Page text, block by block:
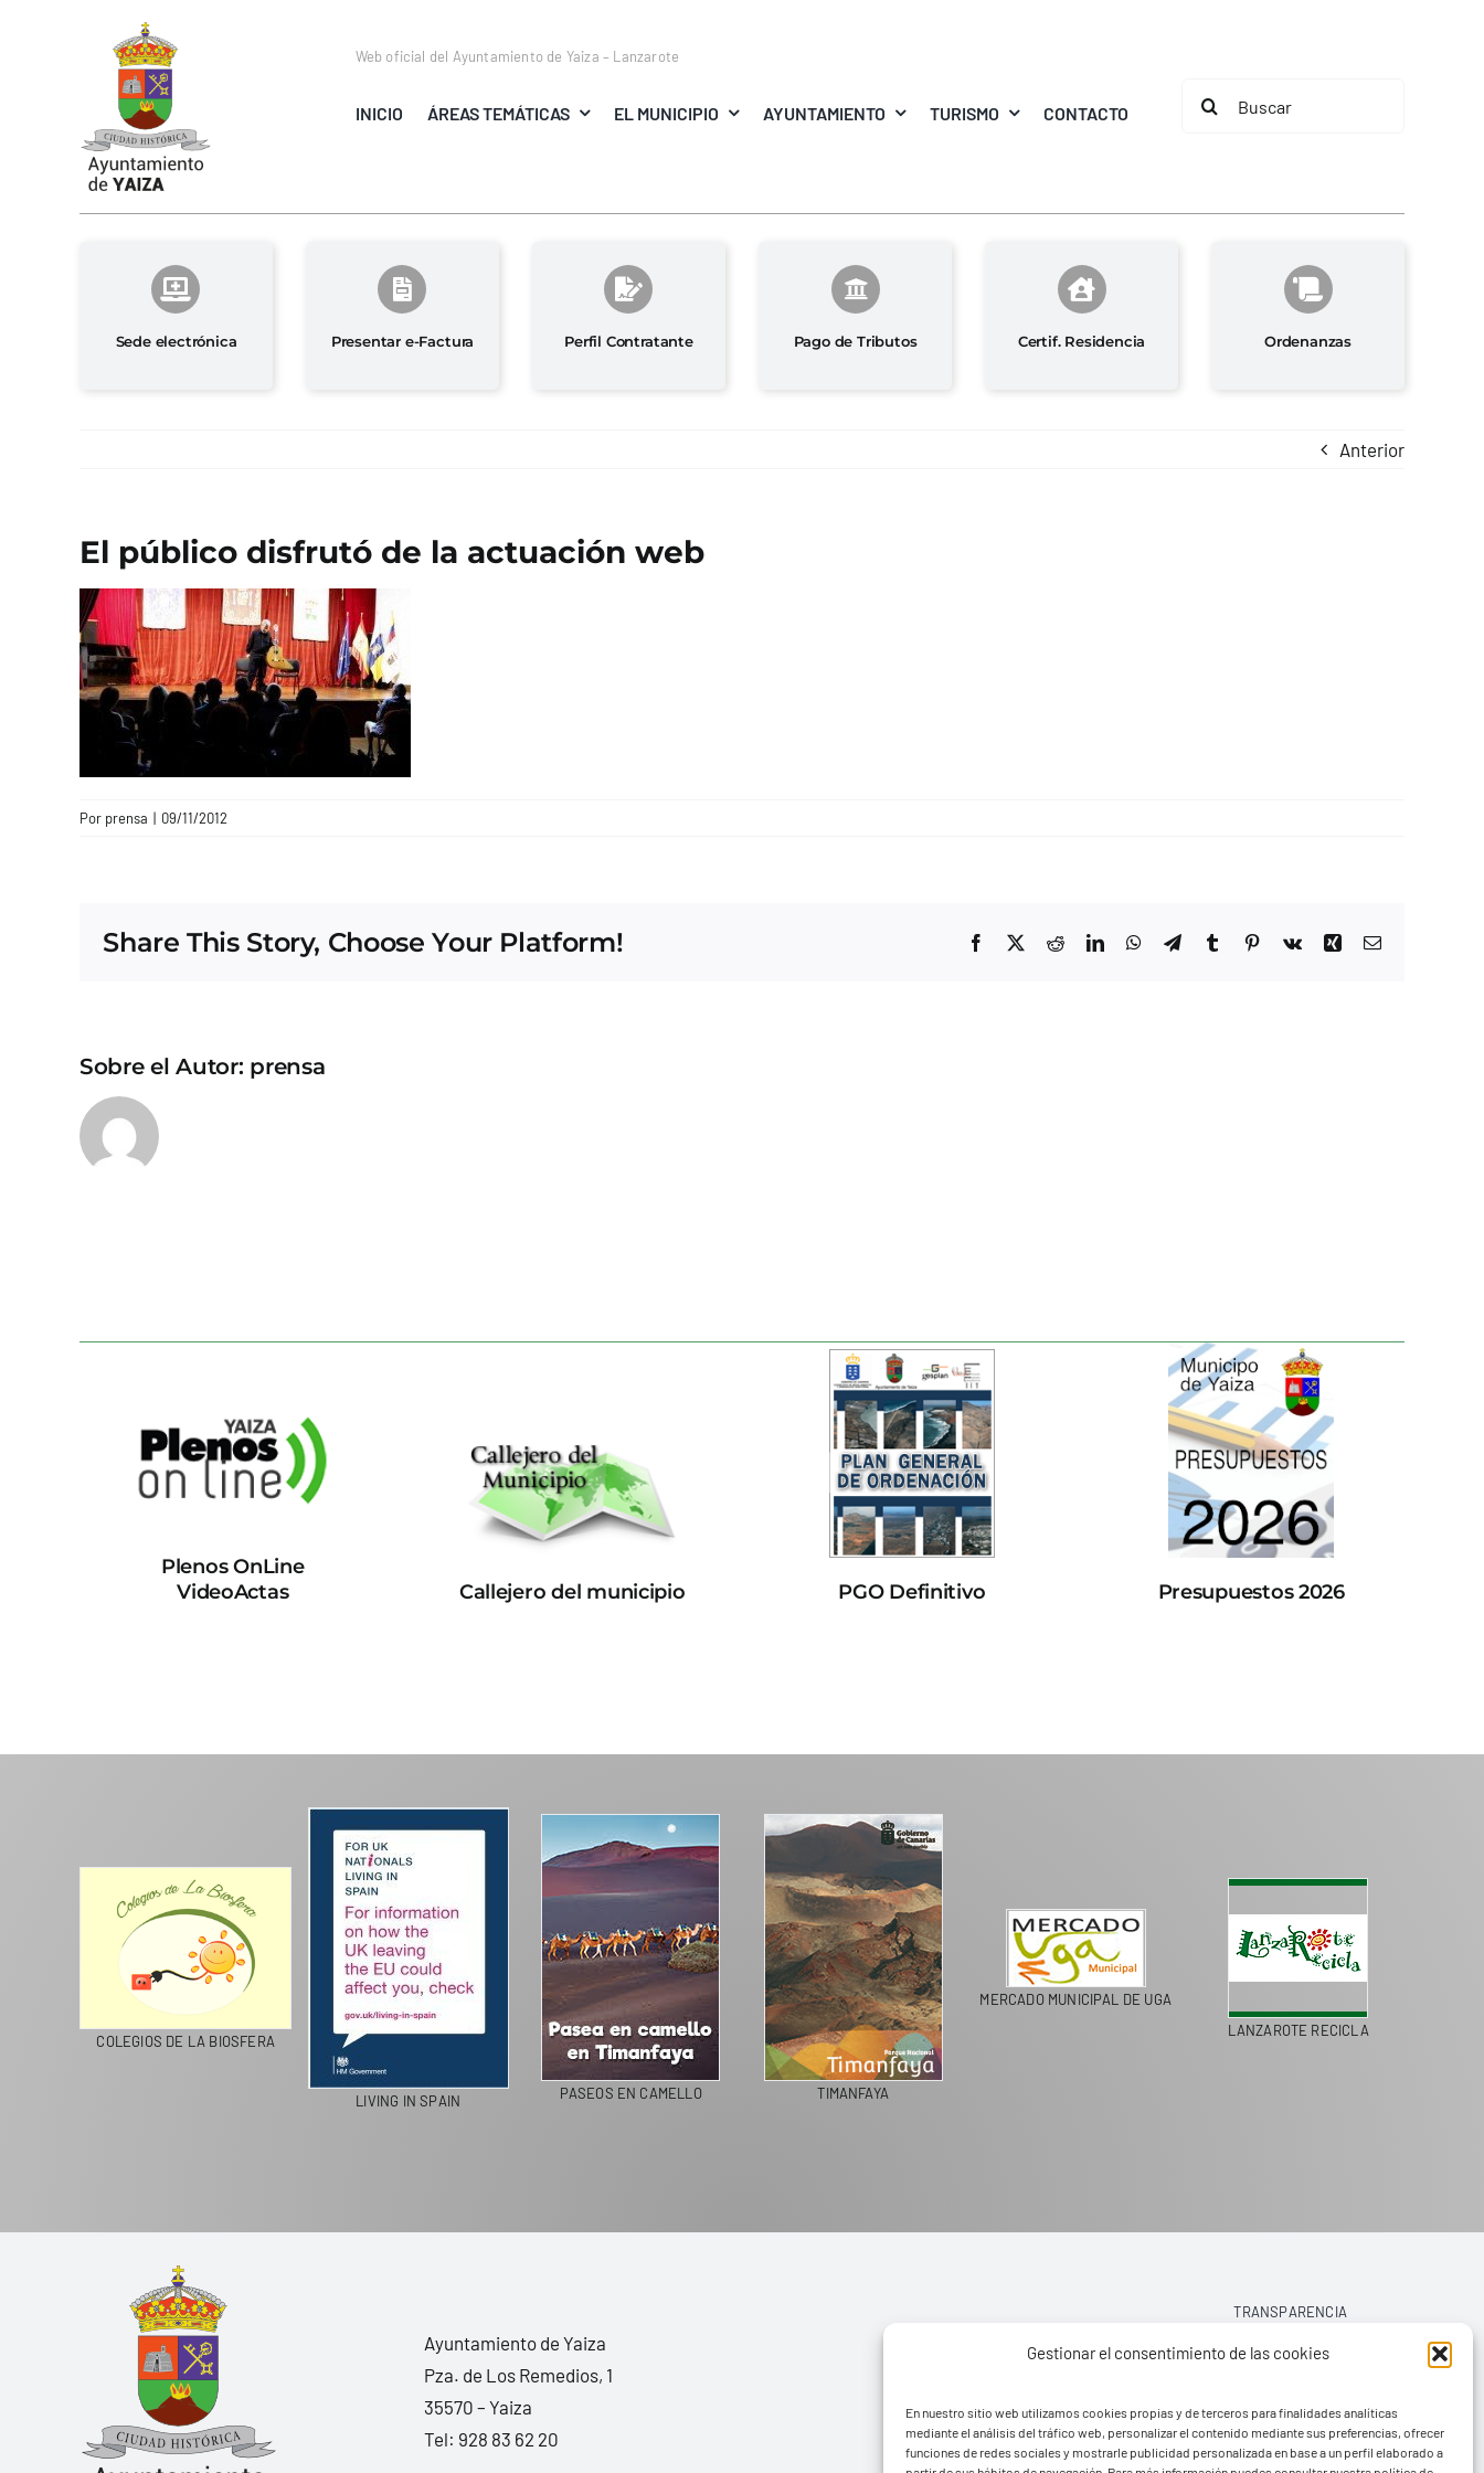
Gestionar el consentimiento de las cookies
En nuestro sitio web utilizamos cookies propias y de terceros para finalidades analíticas
mediante el análisis del tráfico web, personalizar el contenido mediante sus preferencias, ofrecer
funciones de redes sociales y mostrarle publicidad personalizada en base a un perfil elaborado a
Web oficial del Ayuntamiento de Yaiza – Lanzarote
INICIO ÁREAS TEMÁTICAS EL MUNICIPIO AYUNTAMIENTO TURISMO CONTACTO
Buscar:
Sede electrónica Presentar e-Factura Perfil Contratante Pago de Tributos Certif. Residencia Ordenanzas
Anterior
El público disfrutó de la actuación web
Por prensa | 09/11/2012
Share This Story, Choose Your Platform! Facebook
X RedditLinkedInWhatsApp
TelegramTumblrPinterest
Vk Xing Correo
Sobre el Autor: prensa
Plenos OnLine
VideoActas
Callejero del municipio PGO Definitivo Presupuestos 2026
COLEGIOS DE LA BIOSFERA
LIVING IN SPAIN PASEOS EN CAMELLO TIMANFAYA
MERCADO MUNICIPAL DE UGA
LANZAROTE RECICLA
Ayuntamiento de Yaiza
Pza. de Los Remedios, 1
35570 – Yaiza
Tel: 928 83 62 20
TRANSPARENCIA
AVISO LEGAL
POLÍTICA DE PRIVACIDAD